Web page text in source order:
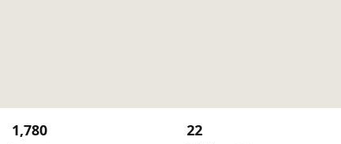
1,780 22